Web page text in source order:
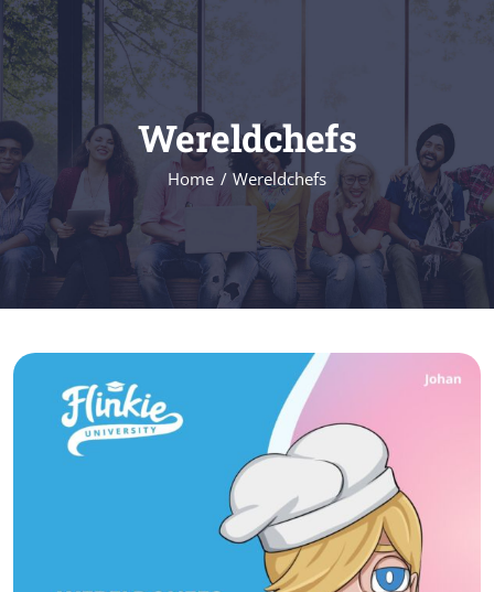
Skip
to
content
Wereldchefs
Home Wereldchefs